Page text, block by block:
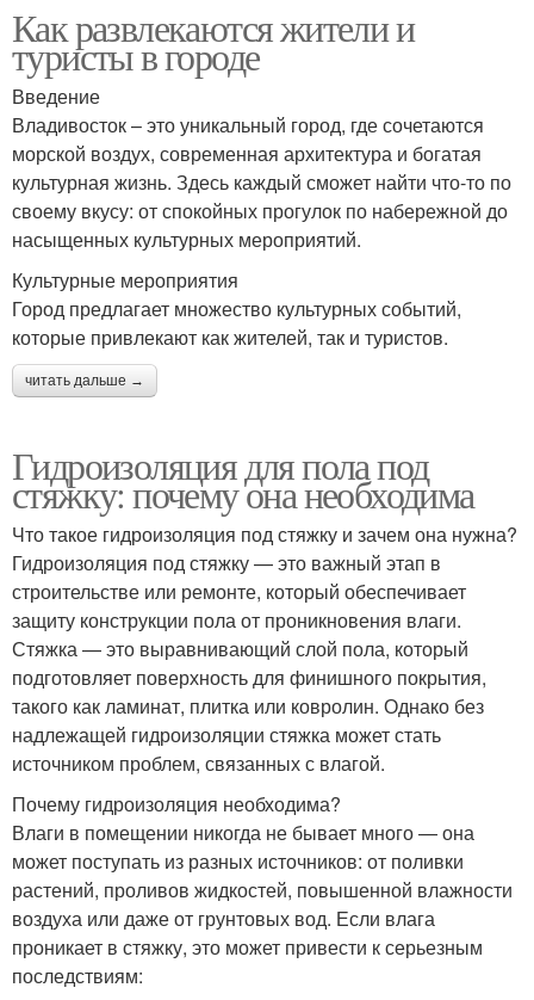
Как развлекаются жители и
туристы в городе
Введение
Владивосток – это уникальный город, где сочетаются
морской воздух, современная архитектура и богатая
культурная жизнь. Здесь каждый сможет найти что-то по
своему вкусу: от спокойных прогулок по набережной до
насыщенных культурных мероприятий.
Культурные мероприятия
Город предлагает множество культурных событий,
которые привлекают как жителей, так и туристов.
читать дальше →
Гидроизоляция для пола под
стяжку: почему она необходима
Что такое гидроизоляция под стяжку и зачем она нужна?
Гидроизоляция под стяжку — это важный этап в
строительстве или ремонте, который обеспечивает
защиту конструкции пола от проникновения влаги.
Стяжка — это выравнивающий слой пола, который
подготовляет поверхность для финишного покрытия,
такого как ламинат, плитка или ковролин. Однако без
надлежащей гидроизоляции стяжка может стать
источником проблем, связанных с влагой.
Почему гидроизоляция необходима?
Влаги в помещении никогда не бывает много — она
может поступать из разных источников: от поливки
растений, проливов жидкостей, повышенной влажности
воздуха или даже от грунтовых вод. Если влага
проникает в стяжку, это может привести к серьезным
последствиям: